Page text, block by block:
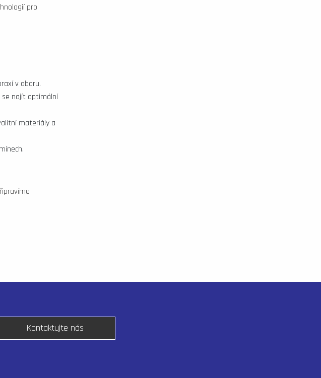
pro
v oboru.
se najít optimální
materiály a
Kontaktujte nás